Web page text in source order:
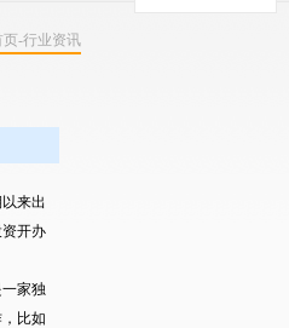
页-行业资讯
来出
开办
家独
比如